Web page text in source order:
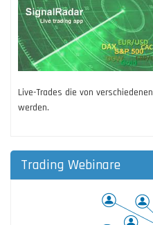
Live-Trades die von verschiedenen
werden.
Trading Webinare